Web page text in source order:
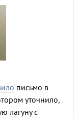
письмо в
уточнило,
лагуну с